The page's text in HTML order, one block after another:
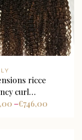
ricce
curl
– 746,00
€